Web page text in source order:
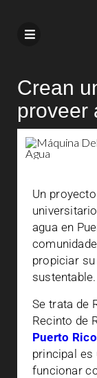
Crean
proveer
Un
agua en
propiciar
sustentable.
Se trata de
Recinto de
Puerto Rico
principal es
funcionar